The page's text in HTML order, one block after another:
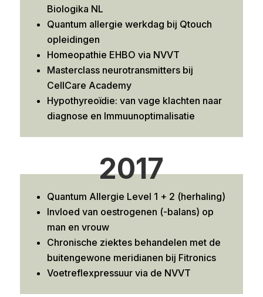
Biologika NL
Quantum allergie werkdag bij Qtouch
opleidingen
Homeopathie EHBO via NVVT
Masterclass neurotransmitters bij
CellCare Academy
Hypothyreoïdie: van vage klachten naar
diagnose en Immuunoptimalisatie
2017
Quantum Allergie Level 1 + 2 (herhaling)
Invloed van oestrogenen (-balans) op
man en vrouw
Chronische ziektes behandelen met de
buitengewone meridianen bij Fitronics
Voetreflexpressuur via de NVVT